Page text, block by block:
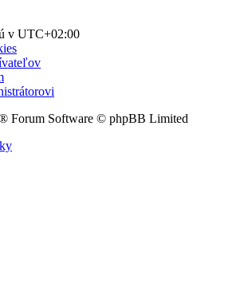
v UTC+02:00
Forum Software © phpBB Limited